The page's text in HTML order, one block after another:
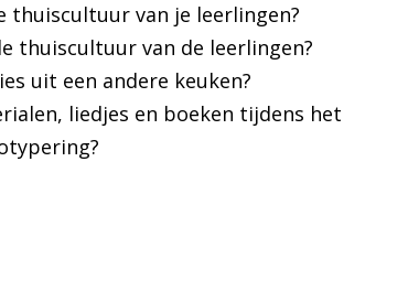
thuiscultuur van je leerlingen?
thuiscultuur van de leerlingen?
uit een andere keuken?
liedjes en boeken tijdens het